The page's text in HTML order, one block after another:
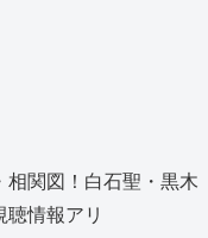
相関図！白石聖・黒木
情報アリ